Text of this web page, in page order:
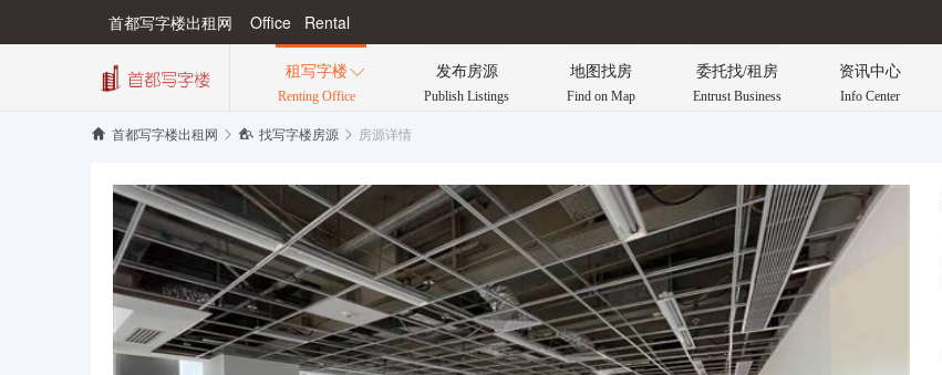
首都写字楼出租网 Office Rental
租写字楼
Renting Office
 发布房源
Publish Listings
地图找房
Find on Map
委托找/租房
Entrust Business
资讯中心
Info Center
 首都写字楼出租网   找写字楼房源  房源详情